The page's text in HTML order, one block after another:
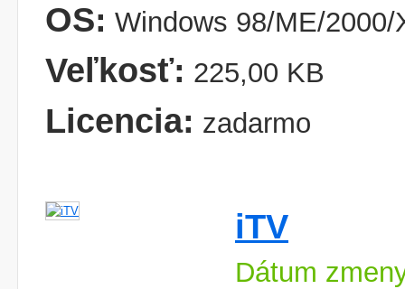
OS: Windows 98/ME/2000/
Veľkosť: 225,00 KB
Licencia: zadarmo
iTV
Dátum